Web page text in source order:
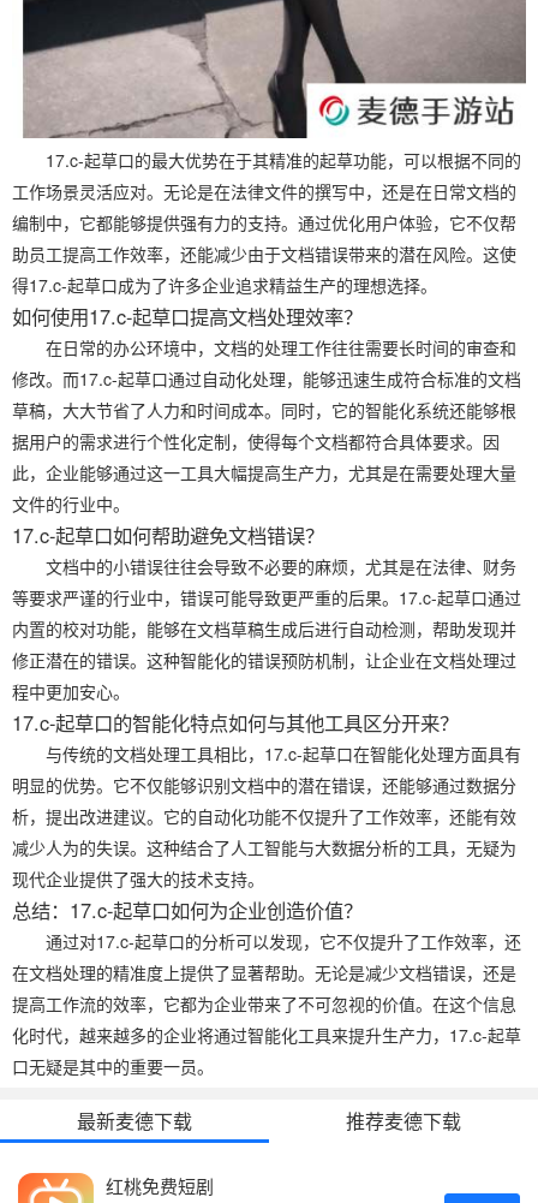
17.c-起草口的最大优势在于其精准的起草功能，可以根据不同的
工作场景灵活应对。无论是在法律文件的撰写中，还是在日常文档的
编制中，它都能够提供强有力的支持。通过优化用户体验，它不仅帮
助员工提高工作效率，还能减少由于文档错误带来的潜在风险。这使
得17.c-起草口成为了许多企业追求精益生产的理想选择。
如何使用17.c-起草口提高文档处理效率？
在日常的办公环境中，文档的处理工作往往需要长时间的审查和
修改。而17.c-起草口通过自动化处理，能够迅速生成符合标准的文档
草稿，大大节省了人力和时间成本。同时，它的智能化系统还能够根
据用户的需求进行个性化定制，使得每个文档都符合具体要求。因
此，企业能够通过这一工具大幅提高生产力，尤其是在需要处理大量
文件的行业中。
17.c-起草口如何帮助避免文档错误？
文档中的小错误往往会导致不必要的麻烦，尤其是在法律、财务
等要求严谨的行业中，错误可能导致更严重的后果。17.c-起草口通过
内置的校对功能，能够在文档草稿生成后进行自动检测，帮助发现并
修正潜在的错误。这种智能化的错误预防机制，让企业在文档处理过
程中更加安心。
17.c-起草口的智能化特点如何与其他工具区分开来？
与传统的文档处理工具相比，17.c-起草口在智能化处理方面具有
明显的优势。它不仅能够识别文档中的潜在错误，还能够通过数据分
析，提出改进建议。它的自动化功能不仅提升了工作效率，还能有效
减少人为的失误。这种结合了人工智能与大数据分析的工具，无疑为
现代企业提供了强大的技术支持。
总结：17.c-起草口如何为企业创造价值？
通过对17.c-起草口的分析可以发现，它不仅提升了工作效率，还
在文档处理的精准度上提供了显著帮助。无论是减少文档错误，还是
提高工作流的效率，它都为企业带来了不可忽视的价值。在这个信息
化时代，越来越多的企业将通过智能化工具来提升生产力，17.c-起草
口无疑是其中的重要一员。
最新麦德下载 推荐麦德下载
红桃免费短剧